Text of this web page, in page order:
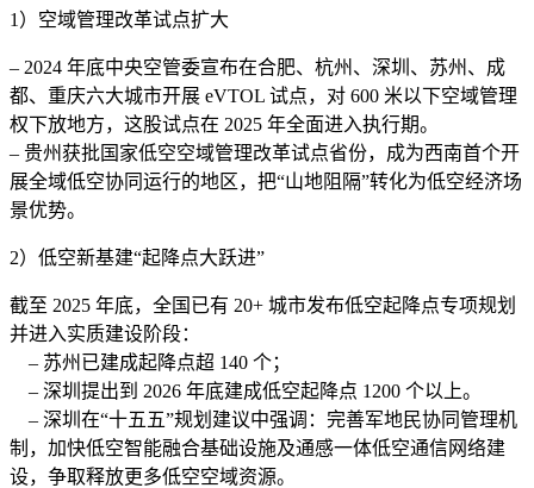
1）空域管理改革试点扩大
– 2024 年底中央空管委宣布在合肥、杭州、深圳、苏州、成
都、重庆六大城市开展 eVTOL 试点，对 600 米以下空域管理
权下放地方，这股试点在 2025 年全面进入执行期。
– 贵州获批国家低空空域管理改革试点省份，成为西南首个开
展全域低空协同运行的地区，把“山地阻隔”转化为低空经济场
景优势。
2）低空新基建“起降点大跃进”
截至 2025 年底，全国已有 20+ 城市发布低空起降点专项规划
并进入实质建设阶段：
– 苏州已建成起降点超 140 个；
– 深圳提出到 2026 年底建成低空起降点 1200 个以上。
– 深圳在“十五五”规划建议中强调：完善军地民协同管理机
制，加快低空智能融合基础设施及通感一体低空通信网络建
设，争取释放更多低空空域资源。